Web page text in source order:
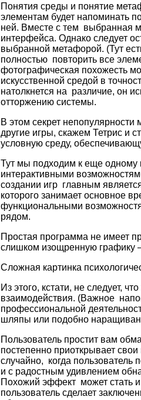
Понятия среды и понятие
элементам будет напоминать
ней. Вместе с тем выбранная
интерфейса. Однако следует
выбранной метафорой. (Тут
полностью повторить все
фотографическая похожесть
искусственной средой в
натолкнется на различие, он
отторжению системы.
В этом секрет
другие игры, скажем Тетрис и
условную среду,
Тут мы подходим к еще одному
интерактивными
создании игр главным
которого занимает основное
функциональными
рядом.
Простая программа не имеет
слишком изощренную графику
Сложная картинка
Из этого, кстати, не следует,
взаимодействия. (Важное
профессиональной
шляпы или подобно
Пользователь простит вам
постепенно приоткрывает
случайно, когда
и с радостным удивлением
Похожий эффект может стать
пользователь сделает